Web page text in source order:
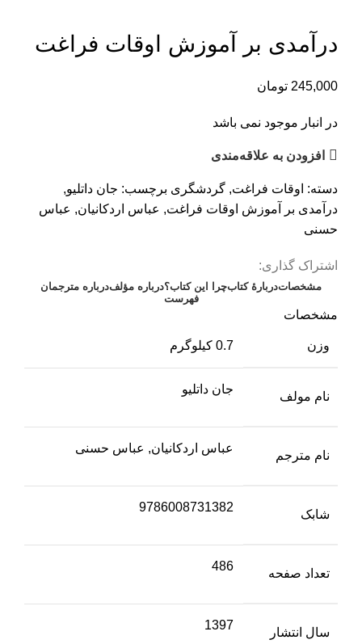
درآمدی بر آموزش اوقات فراغت
245,000 تومان
در انبار موجود نمی باشد
افزودن به علاقه‌مندی
دسته: اوقات فراغت, گردشگری برچسب: جان داتلیو,
درآمدی بر آموزش اوقات فراغت, عباس اردکانیان, عباس
حسنی
اشتراک گذاری:
مشخصاتدربارهٔ کتابچرا این کتاب؟درباره مؤلفدرباره مترجمان
فهرست
مشخصات
وزن 0.7 کیلوگرم
نام مولف
جان داتلیو
نام مترجم
عباس اردکانیان, عباس حسنی
شابک
9786008731382
تعداد صفحه
486
سال انتشار
1397